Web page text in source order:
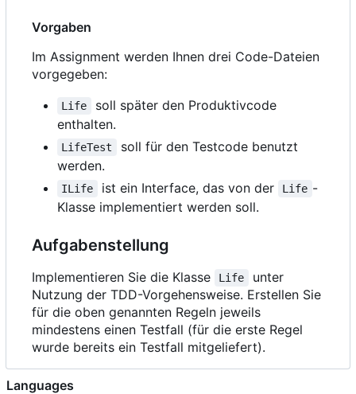
Vorgaben
Im Assignment werden Ihnen drei Code-Dateien
vorgegeben:
Life
soll später den Produktivcode
enthalten.
LifeTest
soll für den Testcode benutzt
werden.
ILife ist ein Interface, das von der Life -
Klasse implementiert werden soll.
Aufgabenstellung
Implementieren Sie die Klasse Life
unter
Nutzung der TDD-Vorgehensweise. Erstellen Sie
für die oben genannten Regeln jeweils
mindestens einen Testfall (für die erste Regel
wurde bereits ein Testfall mitgeliefert).
Languages